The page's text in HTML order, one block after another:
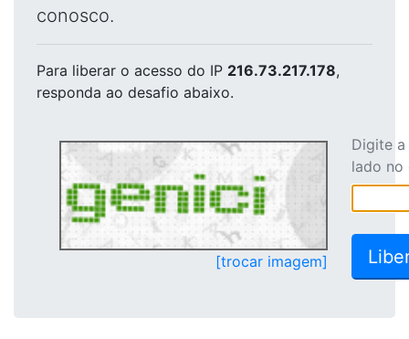
conosco.
Para liberar o acesso do IP 216.73.217.178,
responda ao desafio abaixo.
[trocar imagem]
Digite
lado no